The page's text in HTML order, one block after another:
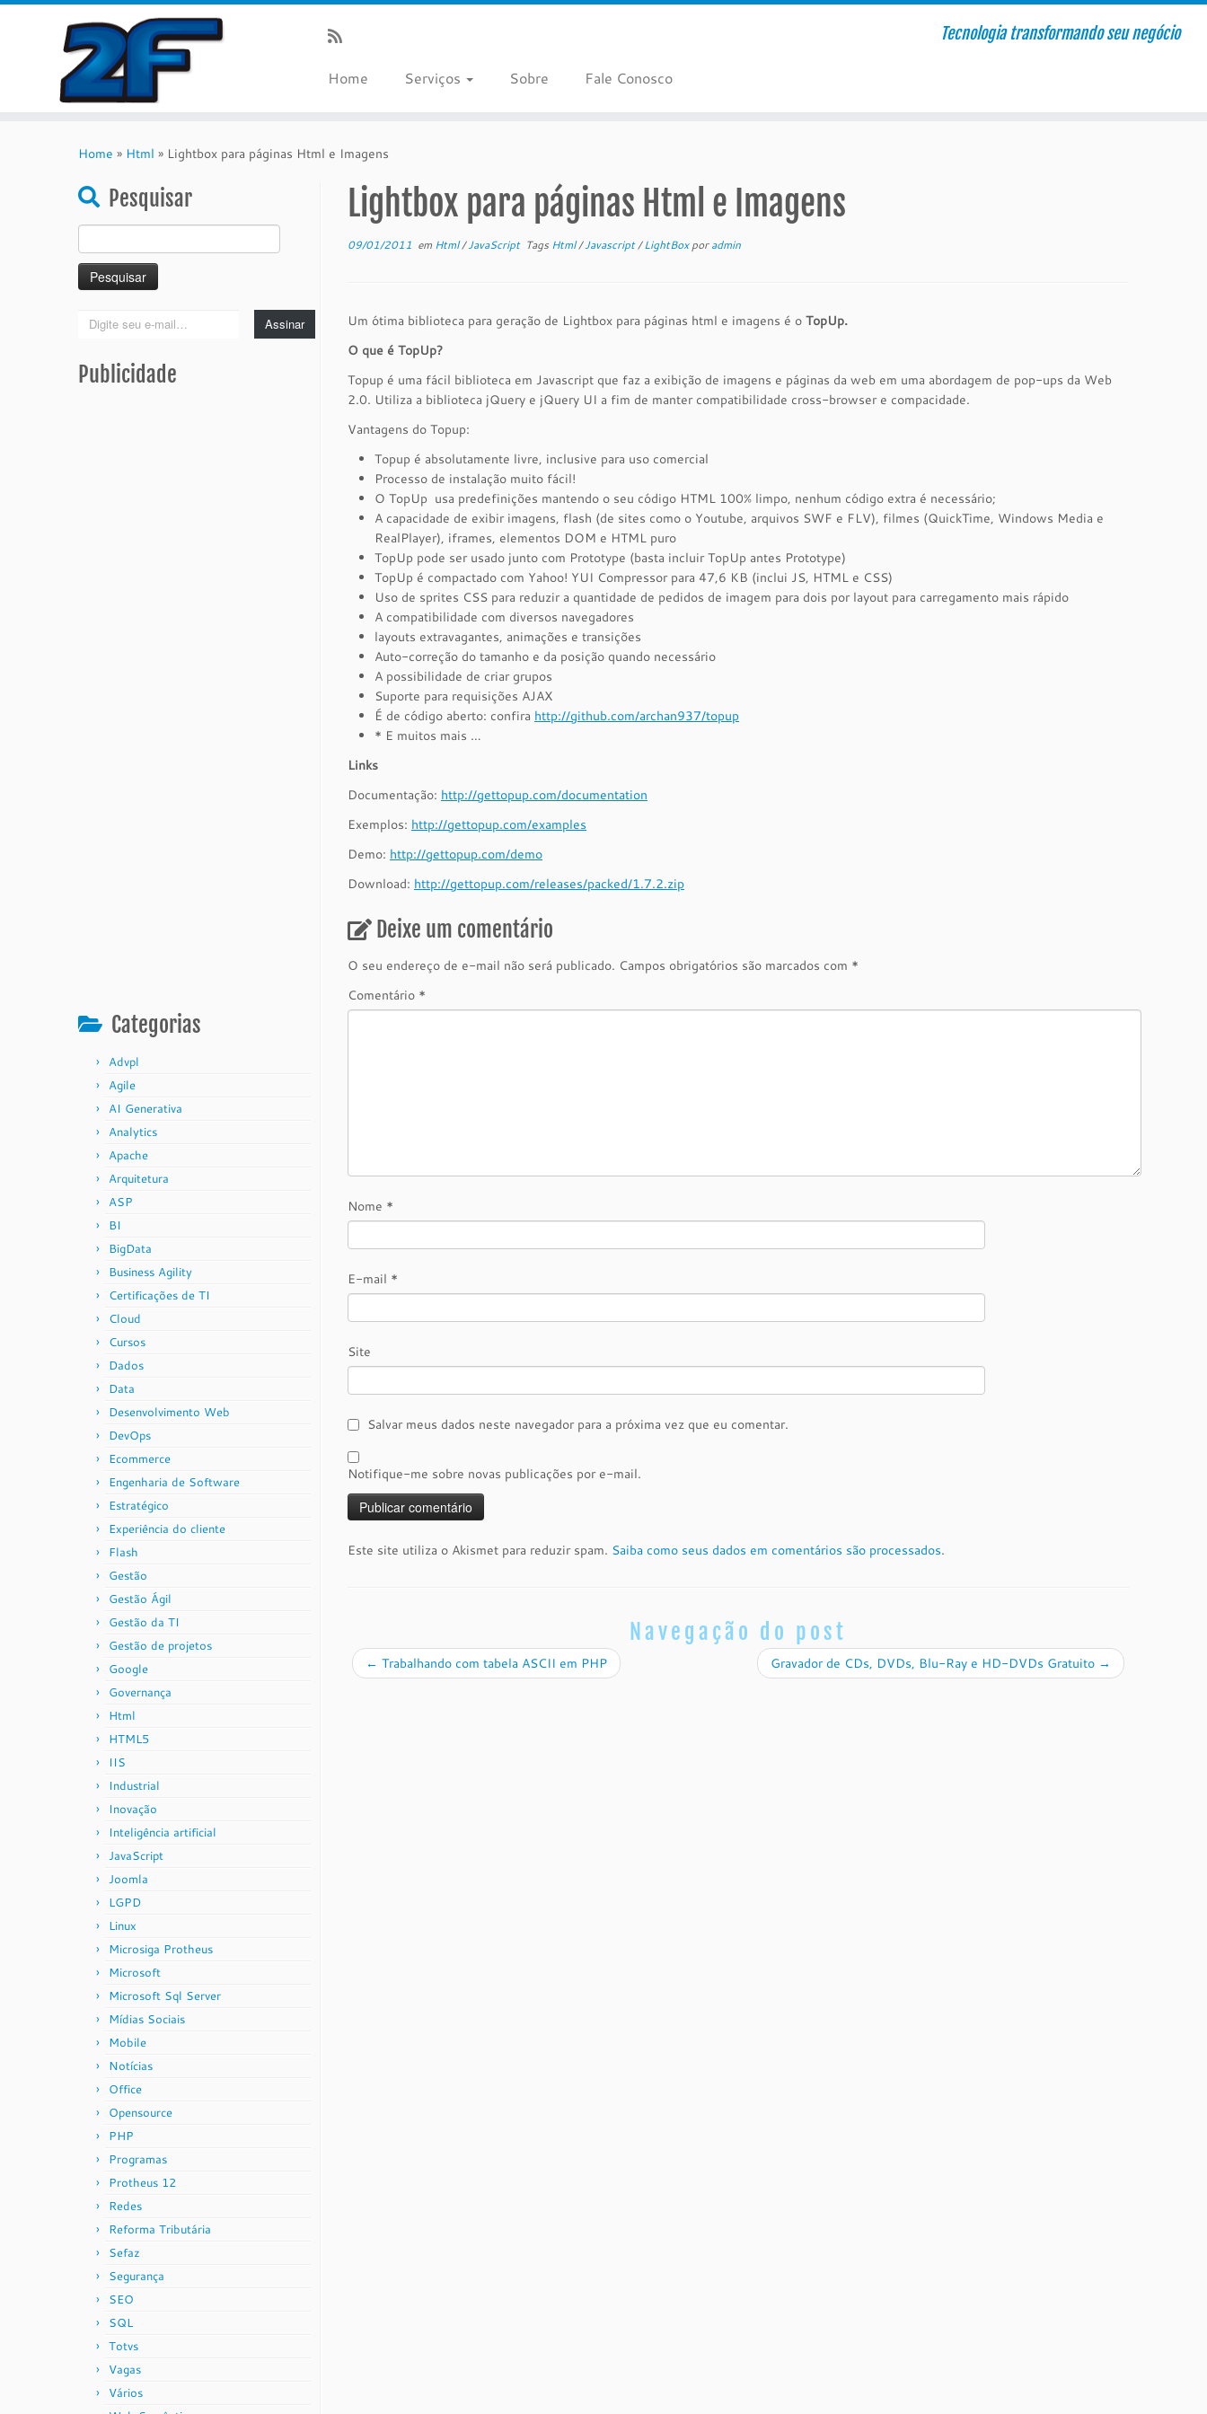
Tecnologia transformando seu negócio
Home Serviços Sobre Fale Conosco
Home » Html » Lightbox para páginas Html e Imagens
Pesquisar
por:
Digite
mail…
Assinar
Publicidade
Categorias
Advpl
Agile
AI Generativa
Analytics
Apache
Arquitetura
ASP
BI
BigData
Business Agility
Certificações de TI
Cloud
Cursos
Dados
Data
Desenvolvimento Web
DevOps
Ecommerce
Engenharia de Software
Estratégico
Experiência do cliente
Flash
Gestão
Gestão Ágil
Gestão da TI
Gestão de projetos
Google
Governança
Html
HTML5
IIS
Industrial
Inovação
Inteligência artificial
JavaScript
Joomla
LGPD
Linux
Microsiga Protheus
Microsoft
Microsoft Sql Server
Mídias Sociais
Mobile
Notícias
Office
Opensource
PHP
Programas
Protheus 12
Redes
Reforma Tributária
Sefaz
Segurança
SEO
SQL
Totvs
Vagas
Vários
Lightbox para páginas Html e Imagens
09/01/2011 em Html/JavaScript Tags Html/Javascript/LightBoxporadmin
Um ótima biblioteca para geração de Lightbox para páginas html e imagens é o TopUp.
O que é TopUp?
Topup é uma fácil biblioteca em Javascript que faz a exibição de imagens e páginas da web em uma abordagem de pop-ups da Web
2.0. Utiliza a biblioteca jQuery e jQuery UI a fim de manter compatibilidade cross-browser e compacidade.
Vantagens do Topup:
Topup é absolutamente livre, inclusive para uso comercial
Processo de instalação muito fácil!
O TopUp usa predefinições mantendo o seu código HTML 100% limpo, nenhum código extra é necessário;
A capacidade de exibir imagens, flash (de sites como o Youtube, arquivos SWF e FLV), filmes (QuickTime, Windows Media e
RealPlayer), iframes, elementos DOM e HTML puro
TopUp pode ser usado junto com Prototype (basta incluir TopUp antes Prototype)
TopUp é compactado com Yahoo! YUI Compressor para 47,6 KB (inclui JS, HTML e CSS)
Uso de sprites CSS para reduzir a quantidade de pedidos de imagem para dois por layout para carregamento mais rápido
A compatibilidade com diversos navegadores
layouts extravagantes, animações e transições
Auto-correção do tamanho e da posição quando necessário
A possibilidade de criar grupos
Suporte para requisições AJAX
É de código aberto: confira http://github.com/archan937/topup
* E muitos mais …
Links
Documentação: http://gettopup.com/documentation
Exemplos: http://gettopup.com/examples
Demo: http://gettopup.com/demo
Download: http://gettopup.com/releases/packed/1.7.2.zip
Deixe um comentário
O seu endereço de e-mail não será publicado. Campos obrigatórios são marcados com *
Comentário *
Nome *
E-mail *
Site
Salvar meus dados neste navegador para a próxima vez que eu comentar.
Notifique-me sobre novas publicações por e-mail.
Este site utiliza o Akismet para reduzir spam. Saiba como seus dados em comentários são processados.
Navegação do post
← Trabalhando com tabela ASCII em PHP Gravador de CDs, DVDs, Blu-Ray e HD-DVDs Gratuito →